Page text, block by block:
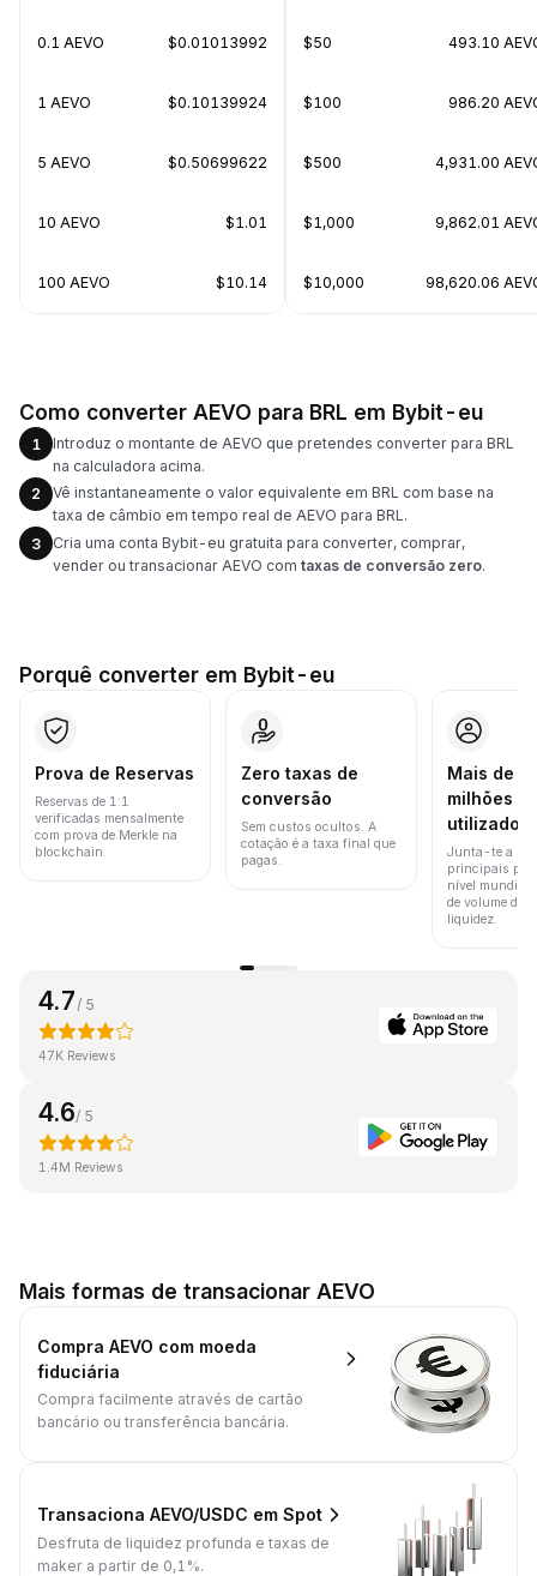
0.1 AEVO $0.01013992
1 AEVO $0.10139924
5 AEVO $0.50699622
10 AEVO $1.01
100 AEVO $10.14
$50 493.10
$100 986.20
$500 4,931.00
$1,000 9,862.01
$10,000 98,620.06
Como converter AEVO para BRL em Bybit-eu
1
Introduz o montante de AEVO que pretendes converter para BRL
na calculadora acima.
2
Vê instantaneamente o valor equivalente em BRL com base na
taxa de câmbio em tempo real de AEVO para BRL.
3
Cria uma conta Bybit-eu gratuita para converter, comprar,
vender ou transacionar AEVO com taxas de conversão zero.
Porquê converter em Bybit-eu
Prova de Reservas
Reservas de 1:1
verificadas mensalmente
com prova de Merkle na
blockchain.
Zero taxas de
conversão
Sem custos ocultos. A
cotação é a taxa final que
pagas.
Mais de
milhões
Junta-te a
principais
nível mundial
de volume de
liquidez.
4.7 / 5
47K Reviews
4.6/ 5
1.4M Reviews
Mais formas de transacionar AEVO
Compra AEVO com moeda
fiduciária
Compra facilmente através de cartão
bancário ou transferência bancária.
Transaciona AEVO/USDC em Spot
Desfruta de liquidez profunda e taxas de
maker a partir de 0,1%.